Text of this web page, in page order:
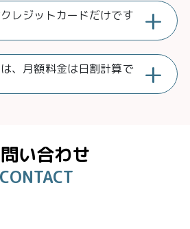
レジットカードだけです +
、月額料金は日割計算で +
い合わせ
CONTACT